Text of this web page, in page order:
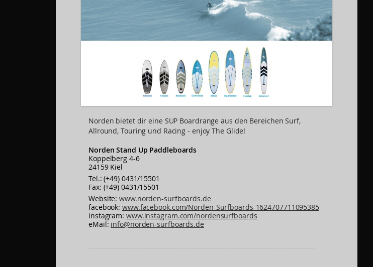
Norden bietet dir eine SUP Boardrange aus den Bereichen Surf,
Allround, Touring und Racing - enjoy The Glide!
Norden Stand Up Paddleboards
Koppelberg 4-6
24159 Kiel
Tel.: (+49) 0431/15501
Fax: (+49) 0431/15501
Website:www.norden-surfboards.de
facebook:www.facebook.com/Norden-Surfboards-1624707711095385
instagram: www.instagram.com/nordensurfboards
eMail: info@norden-surfboards.de